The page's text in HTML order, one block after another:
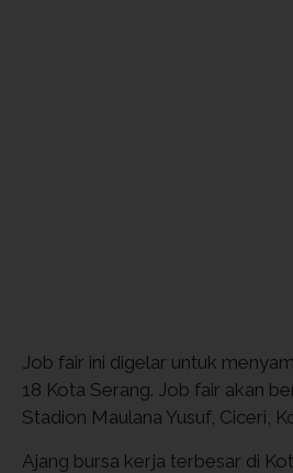
Job fair ini digelar untuk
18 Kota Serang. Job fair akan
Stadion Maulana Yusuf, Ciceri,
Ajang bursa kerja terbesar di